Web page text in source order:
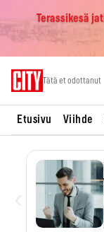
Terassikesä
Tätä et odottanut
Etusivu Viihde